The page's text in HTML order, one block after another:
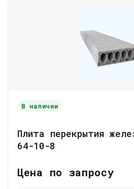
В наличии
Плита перекрытия
64-10-8
Цена по запросу